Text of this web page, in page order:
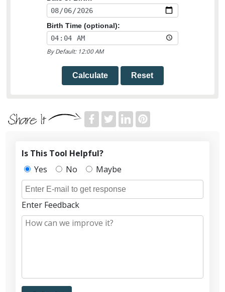
Birth Time (optional):
By Default: 12:00 AM
Calculate Reset
Is This Tool Helpful?
Yes
No Maybe
Enter Feedback